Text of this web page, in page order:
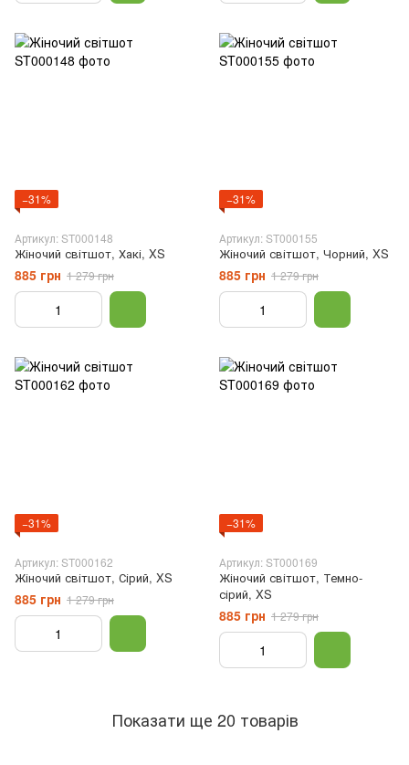
−31%
Артикул: ST000148
Жіночий світшот, Хакі, XS
885 грн 1 279 грн
−31%
Артикул: ST000155
Жіночий світшот, Чорний, XS
885 грн 1 279 грн
−31%
Артикул: ST000162
Жіночий світшот, Сірий, XS
885 грн 1 279 грн
−31%
Артикул: ST000169
Жіночий світшот, Темно-
сірий, XS
885 грн 1 279 грн
Показати ще 20 товарів